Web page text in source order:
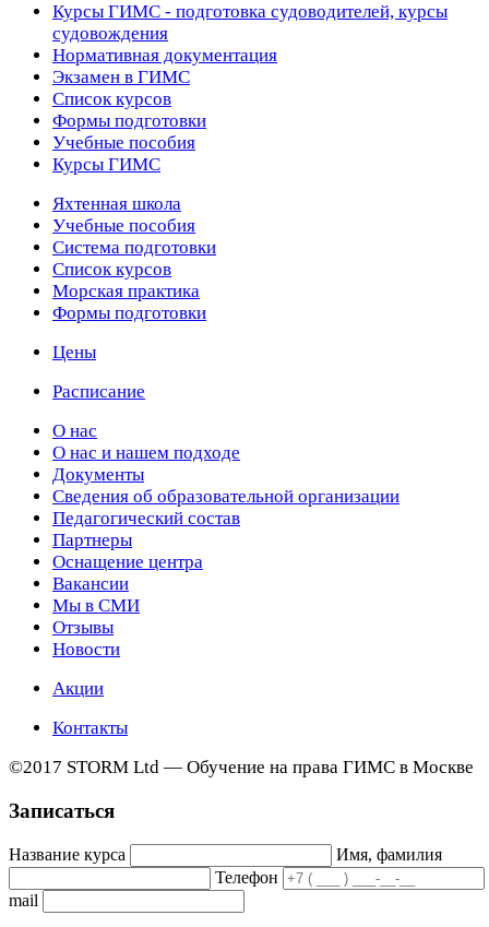
Курсы ГИМС - подготовка судоводителей, курсы
судовождения
Нормативная документация
Экзамен в ГИМС
Список курсов
Формы подготовки
Учебные пособия
Курсы ГИМС
Яхтенная школа
Учебные пособия
Cистема подготовки
Список курсов
Морская практика
Формы подготовки
Цены
Расписание
О нас
О нас и нашем подходе
Документы
Сведения об образовательной организации
Педагогический состав
Партнеры
Оснащение центра
Вакансии
Мы в СМИ
Отзывы
Новости
Акции
Контакты
©2017 STORM Ltd — Обучение на права ГИМС в Москве
Записаться
Название курса
Имя, фамилия
Телефон
mail